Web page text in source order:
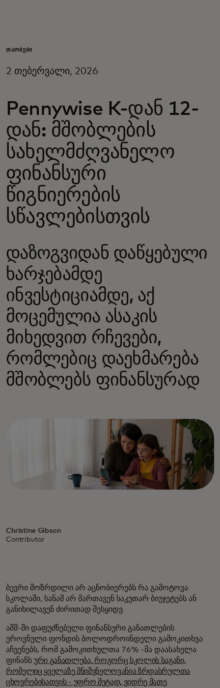
ბიზნესისთვის
მსოფლიოსთვის
ინოვატორებისთვის
სიახლეები და ტენდენციები
ᲗᲐᲝᲑᲔᲑᲘ
2 თებერვალი, 2026
Pennywise K-დან 12-
დან: მშობლების
სახელმძღვანელო
ფინანსური
წიგნიერების
სწავლებისთვის
დაზოგვიდან დაწყებული
ხარჯებამდე
ინვესტიციამდე, აქ
მოცემულია ასაკის
მიხედვით რჩევები,
რომლებიც დაეხმარება
მშობლებს ფინანსურად
Christine Gibson
Contributor
ბევრი მოზრდილი არ აცნობიერებს რა გამოტოვა
სკოლაში, სანამ არ მართავენ საკუთარ ბიუჯეტებს ან
განიხილავენ ძირითად შესყიდვ
აშშ-ში დაფუძნებული ფინანსური განათლების
ეროვნული ფონდის ბოლოდროინდელი გამოკითხვა
აჩვენებს, რომ გამოკითხულთა 76% -მა დაასახელა
ფინანს ური განათლება, როგორც სკოლის საგანი,
რომელიც ყველაზე მნიშვნელოვანია ზრდასრულთა
ცხოვრებისათვის - უფრო მეტად, ვიდრე მათე